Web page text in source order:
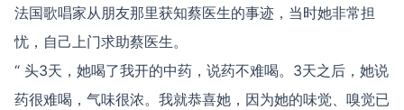
法国歌唱家从朋友那里获知蔡医生的事迹，当时她非常担
忧，自己上门求助蔡医生。
“ 头3天，她喝了我开的中药，说药不难喝。3天之后，她说
药很难喝，气味很浓。我就恭喜她，因为她的味觉、嗅觉已